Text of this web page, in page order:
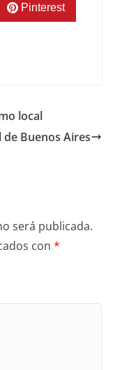
Pinterest
local
de Buenos Aires
será publicada.
con *